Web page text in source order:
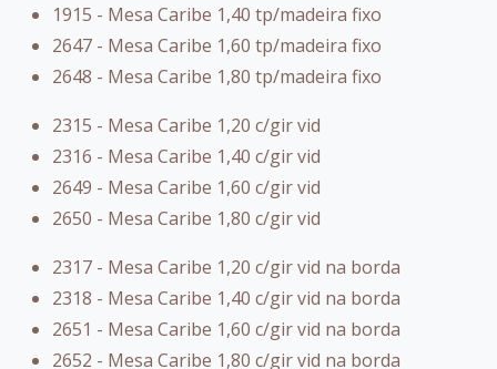
1915 - Mesa Caribe 1,40 tp/madeira fixo
2647 - Mesa Caribe 1,60 tp/madeira fixo
2648 - Mesa Caribe 1,80 tp/madeira fixo
2315 - Mesa Caribe 1,20 c/gir vid
2316 - Mesa Caribe 1,40 c/gir vid
2649 - Mesa Caribe 1,60 c/gir vid
2650 - Mesa Caribe 1,80 c/gir vid
2317 - Mesa Caribe 1,20 c/gir vid na borda
2318 - Mesa Caribe 1,40 c/gir vid na borda
2651 - Mesa Caribe 1,60 c/gir vid na borda
2652 - Mesa Caribe 1,80 c/gir vid na borda